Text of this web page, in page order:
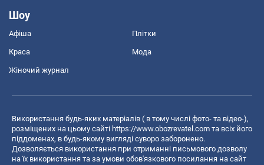
Шоу
Афіша Плітки
Краса Мода
Жіночий журнал
Використання будь-яких матеріалів ( в тому числі фото- та відео-),
розміщених на цьому сайті https://www.obozrevatel.com та всіх його
піддоменах, в будь-якому вигляді суворо заборонено.
Дозволяється використання при отриманні письмового дозволу
на їх використання та за умови обов'язкового посилання на сайт